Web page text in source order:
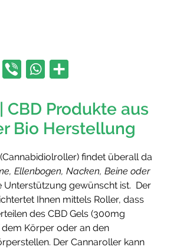
CBD Produkte aus
Bio Herstellung
findet überall da
Ellenbogen, Nacken, Beine oder
Unterstützung gewünscht ist. Der
Ihnen mittels Roller, dass
des CBD Gels (300mg
Körper oder an den
Der Cannaroller kann